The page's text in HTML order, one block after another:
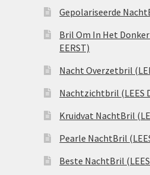
Gepolariseerde
Bril Om In Het Donker
EERST)
Nacht Overzetbril
Nachtzichtbril (LEES
Kruidvat NachtBril
Pearle NachtBril
Beste NachtBril